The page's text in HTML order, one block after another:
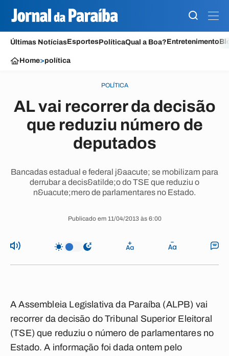
Últimas NotíciasEsportesPolíticaQual a Boa?Entretenimento
Home>política
POLÍTICA
AL vai recorrer da decisão
que reduziu número de
deputados
Bancadas estadual e federal j&aacute; se mobilizam para
derrubar a decis&atilde;o do TSE que reduziu o
n&uacute;mero de parlamentares no Estado.
Publicado em 11/04/2013 às 6:00
A Assembleia Legislativa da Paraíba (ALPB) vai
recorrer da decisão do Tribunal Superior Eleitoral
(TSE) que reduziu o número de parlamentares no
Estado. A informação foi dada ontem pelo